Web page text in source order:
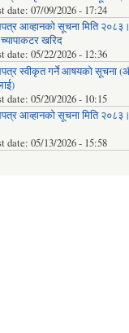
date: 07/09/2026 - 17:24
आव्हानको सूचना मिति
खरिद
date: 05/22/2026 - 12:36
स्वीकृत गर्ने आषयको सूचना
date: 05/20/2026 - 10:15
आव्हानको सूचना मिति
date: 05/13/2026 - 15:58